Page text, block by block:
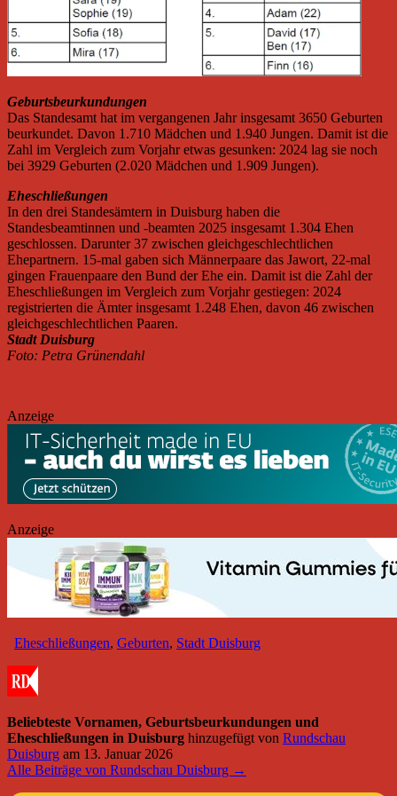
Geburtsbeurkundungen
Das Standesamt hat im vergangenen Jahr insgesamt 3650 Geburten
beurkundet. Davon 1.710 Mädchen und 1.940 Jungen. Damit ist die
Zahl im Vergleich zum Vorjahr etwas gesunken: 2024 lag sie noch
bei 3929 Geburten (2.020 Mädchen und 1.909 Jungen).
Eheschließungen
In den drei Standesämtern in Duisburg haben die
Standesbeamtinnen und -beamten 2025 insgesamt 1.304 Ehen
geschlossen. Darunter 37 zwischen gleichgeschlechtlichen
Ehepartnern. 15-mal gaben sich Männerpaare das Jawort, 22-mal
gingen Frauenpaare den Bund der Ehe ein. Damit ist die Zahl der
Eheschließungen im Vergleich zum Vorjahr gestiegen: 2024
registrierten die Ämter insgesamt 1.248 Ehen, davon 46 zwischen
gleichgeschlechtlichen Paaren.
Stadt Duisburg
Foto: Petra Grünendahl
Anzeige
Anzeige
Eheschließungen, Geburten, Stadt Duisburg
Beliebteste Vornamen, Geburtsbeurkundungen und
Eheschließungen in Duisburg hinzugefügt von Rundschau
Duisburg am 13. Januar 2026
Alle Beiträge von Rundschau Duisburg →